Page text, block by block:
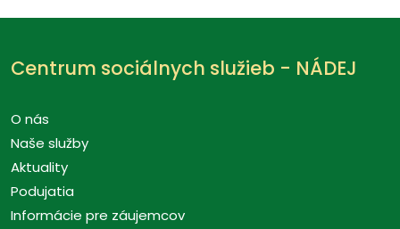
Centrum sociálnych služieb - NÁDEJ
O nás
Naše služby
Aktuality
Podujatia
Informácie pre záujemcov